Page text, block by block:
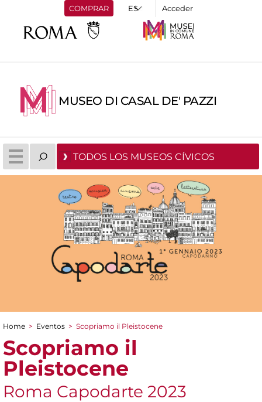
COMPRAR Acceder
MUSEO DI CASAL DE' PAZZI
TODOS LOS MUSEOS CÍVICOS
You are here
Home > Eventos > Scopriamo il Pleistocene
Scopriamo il
Pleistocene
Roma Capodarte 2023